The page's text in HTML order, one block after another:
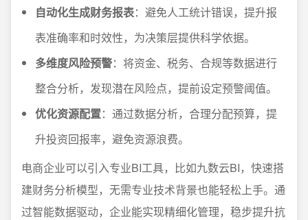
自动化生成财务报表：避免人工统计错误，提升报
表准确率和时效性，为决策层提供科学依据。
多维度风险预警：将资金、税务、合规等数据进行
整合分析，发现潜在风险点，提前设定预警阈值。
优化资源配置：通过数据分析，合理分配预算，提
升投资回报率，避免资源浪费。
电商企业可以引入专业BI工具，比如九数云BI，快速搭
建财务分析模型，无需专业技术背景也能轻松上手。通
过智能数据驱动，企业能实现精细化管理，稳步提升抗